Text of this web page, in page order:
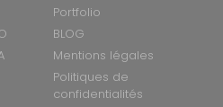
Portfolio
BLOG
Mentions légales
Politiques de
confidentialités